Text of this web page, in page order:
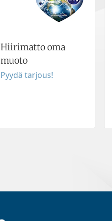
Hiirimatto oma
muoto
Pyydä tarjous!